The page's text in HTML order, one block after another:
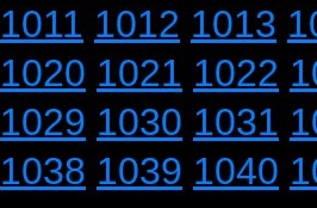
1011 1012 1013
1020 1021 1022
1029 1030 1031
1038 1039 1040